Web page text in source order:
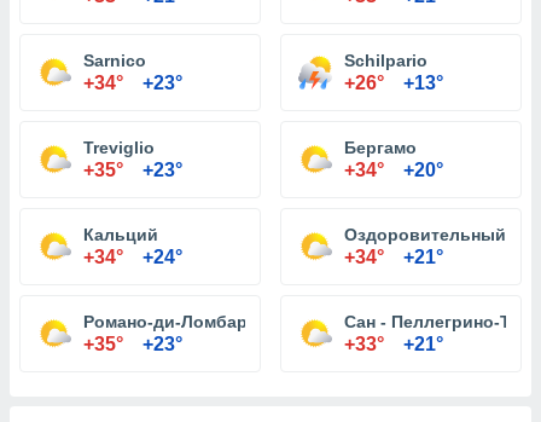
Sarnico
+34° +23°
Schilpario
+26° +13°
Treviglio
+35° +23°
Бергамо
+34° +20°
Кальций
+34° +24°
Оздоровительный
+34° +21°
Романо-ди-Ломбардия
+35° +23°
Сан - Пеллегрино-
+33° +21°